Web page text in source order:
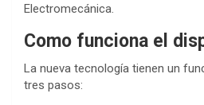
Electromecánica.
Como funciona el
La nueva tecnología tienen un
tres pasos: